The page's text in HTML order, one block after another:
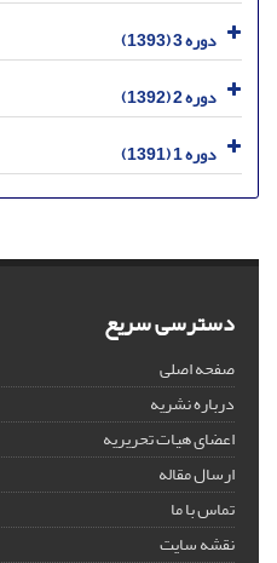
دوره 3 (1393)
دوره 2 (1392)
دوره 1 (1391)
دسترسی سریع
صفحه اصلی
درباره نشریه
اعضای هیات تحریریه
ارسال مقاله
تماس با ما
نقشه سایت